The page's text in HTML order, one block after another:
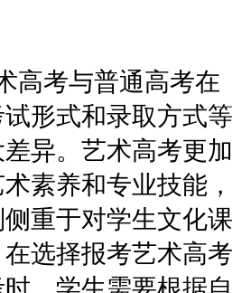
考与普通高考在
形式和录取方式等
异。艺术高考更加
素养和专业技能，
重于对学生文化课
选择报考艺术高考